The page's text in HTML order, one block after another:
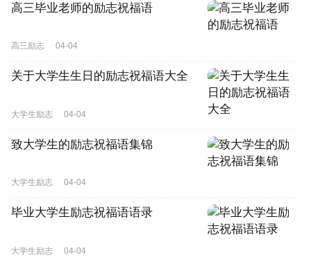
高三毕业老师的励志祝福语
高三励志 04-04
关于大学生生日的励志祝福语大全
大学生励志 04-04
致大学生的励志祝福语集锦
大学生励志 04-04
毕业大学生励志祝福语语录
大学生励志 04-04